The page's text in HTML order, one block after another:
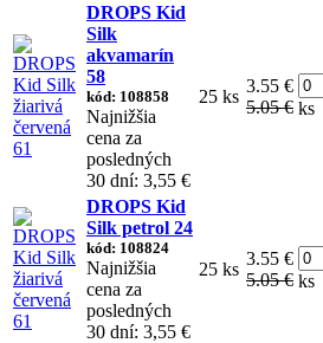
DROPS Kid
Silk
akvamarín
58
kód: 108858
Najnižšia
cena za
posledných
30 dní: 3,55 €
25 ks
3.55 €
5.05 € ks
DROPS Kid
Silk petrol 24
kód: 108824
Najnižšia
cena za
posledných
30 dní: 3,55 €
25 ks
3.55 €
5.05 € ks